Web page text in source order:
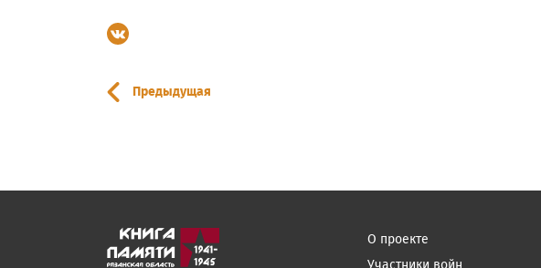
Предыдущая
О проекте
Участники войн